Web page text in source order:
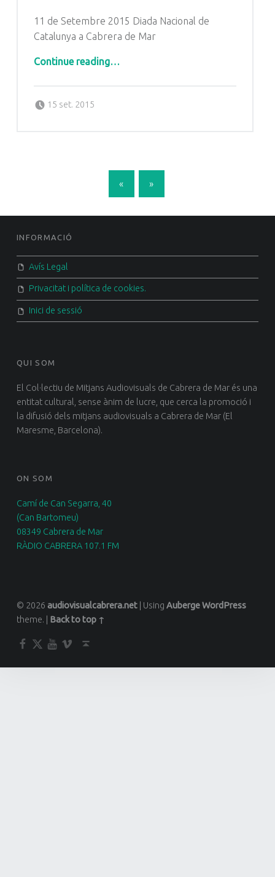
11 de Setembre 2015 Diada Nacional de
Catalunya a Cabrera de Mar
Continue reading…
15 set. 2015
« »
FOOTER SIDEBAR
INFORMACIÓ
Avís Legal
Privacitat i política de cookies.
Inici de sessió
QUI SOM
El Col·lectiu de Mitjans Audiovisuals de Cabrera de Mar és una
entitat cultural, sense ànim de lucre, que cerca la promoció i
la difusió dels mitjans audiovisuals a Cabrera de Mar (El
Maresme, Barcelona).
ON SOM
Camí de Can Segarra, 40
(Can Bartomeu)
08349 Cabrera de Mar
RÀDIO CABRERA 107.1 FM
© 2026 audiovisualcabrera.net Using AubergeWordPress
theme.
Back to top ↑
Facebook
TwitterYouTube
Vimeo